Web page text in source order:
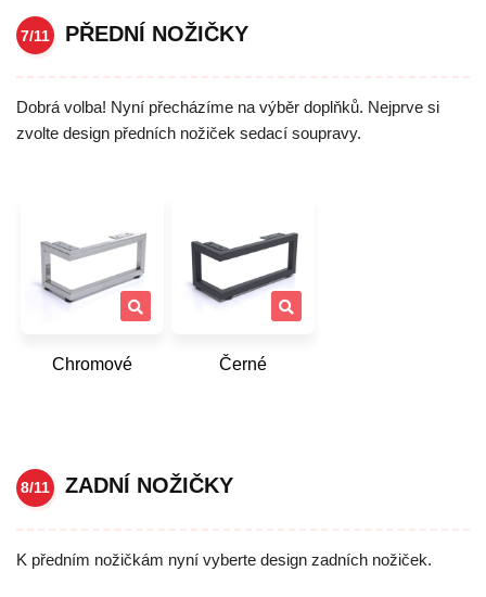
7/11 PŘEDNÍ NOŽIČKY
Dobrá volba! Nyní přecházíme na výběr doplňků. Nejprve si
zvolte design předních nožiček sedací soupravy.
Chromové Černé
8/11 ZADNÍ NOŽIČKY
K předním nožičkám nyní vyberte design zadních nožiček.